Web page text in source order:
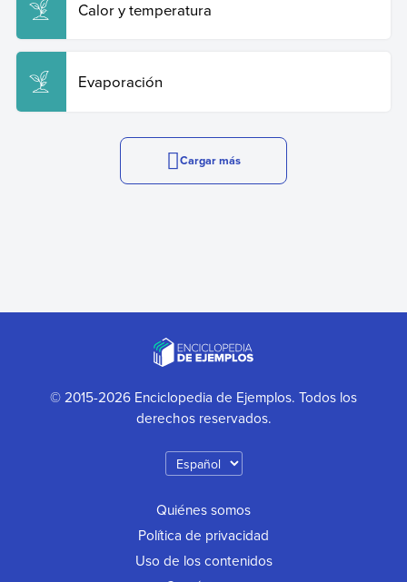
Calor y temperatura
Evaporación
Cargar más
© 2015-2026 Enciclopedia de Ejemplos. Todos los
derechos reservados.
Quiénes somos
Política de privacidad
Uso de los contenidos